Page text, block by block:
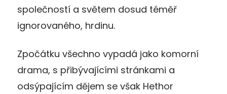
společností a světem dosud téměř
ignorovaného, hrdinu.
Zpočátku všechno vypadá jako komorní
drama, s přibývajícími stránkami a
odsýpajícím dějem se však Hethor